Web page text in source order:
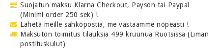
Suojatun maksu Klarna Checkout, Payson tai Paypal
(Minimi order 250 sek) !
Lähetä meille sähköpostia, me vastaamme nopeasti !
Maksuton toimitus tilauksia 499 kruunua Ruotsissa (Liman
postituskulut)